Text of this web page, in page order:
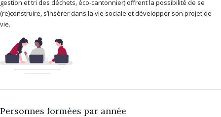
gestion et tri des déchets, éco-cantonnier) offrent la possibilité de se
(re)construire, s’insérer dans la vie sociale et développer son projet de
vie.
Personnes formées par année